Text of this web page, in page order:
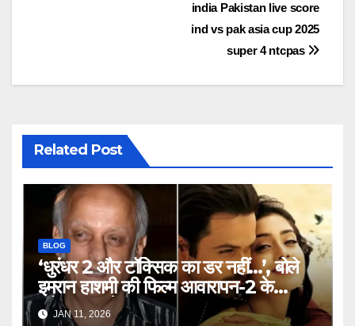
india Pakistan live score
ind vs pak asia cup 2025
super 4 ntcpas
Related Post
BLOG
‘धुरंधर 2 और टॉक्सिक का डर नहीं…’, बोले
इमरान हाशमी की फिल्म आवारापन-2 के
प्रोड्यूसर मुकेश भट्ट – Mukesh
JAN 11, 2026